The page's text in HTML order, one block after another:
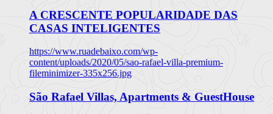
A CRESCENTE POPULARIDADE DAS
CASAS INTELIGENTES
https://www.ruadebaixo.com/wp-
content/uploads/2020/05/sao-rafael-villa-premium-
fileminimizer-335x256.jpg
São Rafael Villas, Apartments & GuestHouse